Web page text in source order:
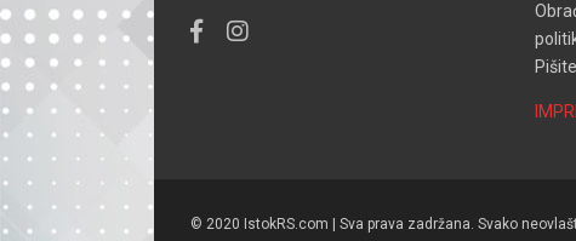
© 2020 IstokRS.com | Sva prava zadržana. Svako